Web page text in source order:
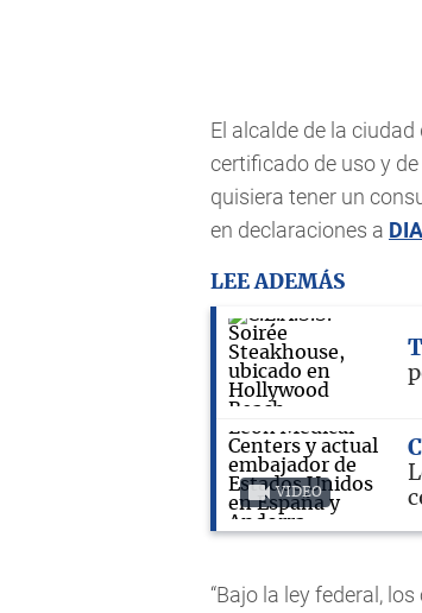
El alcalde de la
certificado de uso y
quisiera tener un
en declaraciones a
LEE ADEMÁS
VIDEO
“Bajo la ley federal,